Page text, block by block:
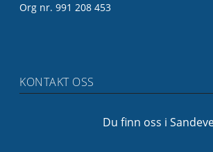
Org nr. 991 208 453
KONTAKT OSS
Du finn oss i